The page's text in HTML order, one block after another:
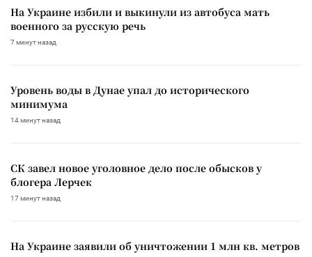
На Украине избили и выкинули из автобуса мать
военного за русскую речь
7 минут назад
Уровень воды в Дунае упал до исторического
минимума
14 минут назад
СК завел новое уголовное дело после обысков у
блогера Лерчек
17 минут назад
На Украине заявили об уничтожении 1 млн кв. метров